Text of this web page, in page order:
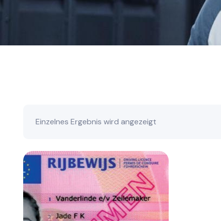
Einzelnes Ergebnis wird angezeigt